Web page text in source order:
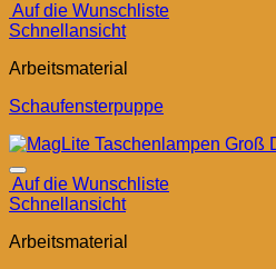
Auf die Wunschliste
Schnellansicht
Arbeitsmaterial
Schaufensterpuppe
Auf die Wunschliste
Schnellansicht
Arbeitsmaterial